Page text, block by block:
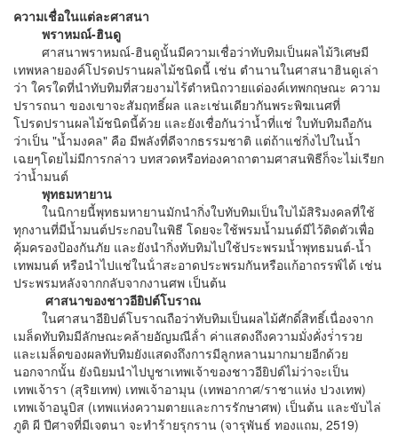
ความเชื่อในแต่ละศาสนา
พราหมณ์-ฮินดู
ศาสนาพราหมณ์-ฮินดูนั้นมีความเชื่อว่าทับทิมเป็นผลไม้วิเศษมี
เทพหลายองค์โปรดปรานผลไม้ชนิดนี้ เช่น ตํานานในศาสนาฮินดูเล่า
ว่า ใครใดที่นําทับทิมที่สวยงามไร้ตําหนิถวายแด่องค์เทพกฤษณะ ความ
ปรารถนา ของเขาจะสัมฤทธิ์ผล และเช่นเดียวกันพระพิฆเนศที่
โปรดปรานผลไม้ชนิดนี้ด้วย และยังเชื่อกันว่าน้ำที่แช่ ใบทับทิมถือกัน
ว่าเป็น "น้ำมงคล" คือ มีพลังที่ดีจากธรรมชาติ แต่ถ้าแช่กิ่งไปในน้ำ
เฉยๆโดยไม่มีการกล่าว บทสวดหรือท่องคาถาตามศาสนพิธีก็จะไม่เรียก
ว่าน้ำมนต์
พุทธมหายาน
ในนิกายนี้พุทธมหายานมักนํากิ่งใบทับทิมเป็นใบไม้สิริมงคลที่ใช้
ทุกงานที่มีน้ำมนต์ประกอบในพิธี โดยจะใช้พรมน้ำมนต์มีไว้ติดตัวเพื่อ
คุ้มครองป้องกันภัย และยังนํากิ่งทับทิมไปใช้ประพรมน้ำพุทธมนต์-น้ำ
เทพมนต์ หรือนําไปแช่ในน้ําสะอาดประพรมกันหรือแก้อาถรรพ์ได้ เช่น
ประพรมหลังจากกลับจากงานศพ เป็นต้น
ศาสนาของชาวอียิปต์โบราณ
ในศาสนาอียิปต์โบราณถือว่าทับทิมเป็นผลไม้ศักดิ์สิทธิ์เนื่องจาก
เมล็ดทับทิมมีลักษณะคล้ายอัญมณีล้ํา ค่าแสดงถึงความมั่งคั่งร่ํารวย
และเมล็ดของผลทับทิมยังแสดงถึงการมีลูกหลานมากมายอีกด้วย
นอกจากนั้น ยังนิยมนําไปบูชาเทพเจ้าของชาวอียิปต์ไม่ว่าจะเป็น
เทพเจ้ารา (สุริยเทพ) เทพเจ้าอามุน (เทพอากาศ/ราชาแห่ง ปวงเทพ)
เทพเจ้าอนูบิส (เทพแห่งความตายและการรักษาศพ) เป็นต้น และขับไล่
ภูติ ผี ปีศาจที่มีเจตนา จะทําร้ายรุกราน (จารุพันธ์ ทองแถม, 2519)